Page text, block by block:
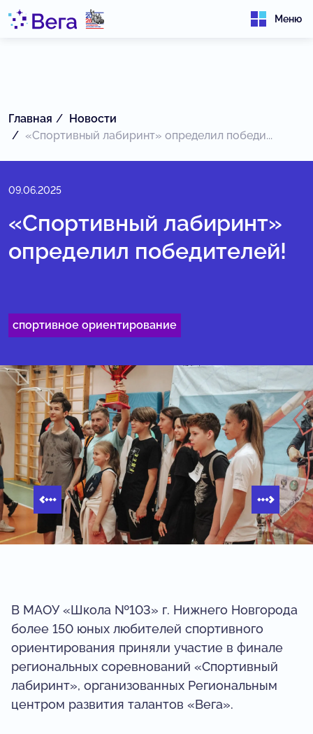
Меню
Главная
Новости
«Спортивный лабиринт» определил победи...
09.06.2025
«Спортивный лабиринт»
определил победителей!
спортивное ориентирование
В МАОУ «Школа №103» г. Нижнего Новгорода
более 150 юных любителей спортивного
ориентирования приняли участие в финале
региональных соревнований «Спортивный
лабиринт», организованных Региональным
центром развития талантов «Вега».